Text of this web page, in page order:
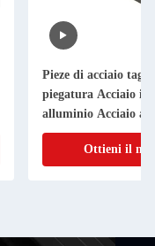
Pieze di acciaio
piegatura Acciaio
alluminio Acciaio al
Ottieni il